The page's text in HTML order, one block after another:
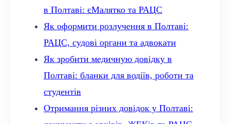
в Полтаві: єМалятко та РАЦС
Як оформити розлучення в Полтаві:
РАЦС, судові органи та адвокати
Як зробити медичную довідку в
Полтаві: бланки для водіїв, роботи та
студентів
Отримання різних довідок у Полтаві: